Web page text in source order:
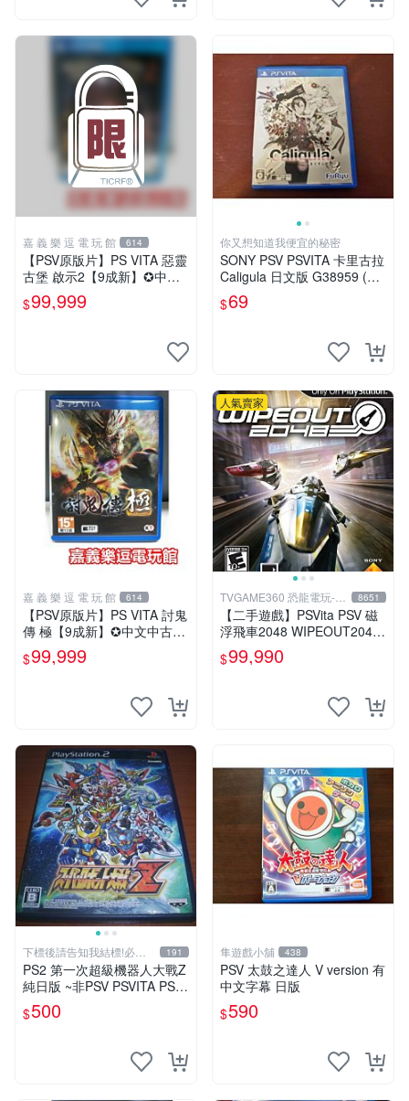
嘉 義 樂 逗 電 玩 館 614
【PSV原版片】PS VITA 惡靈
古堡 啟示2【9成新】✪中文
亞版 中古二手✪嘉義樂逗電
玩館
$99,999
你又想知道我便宜的秘密
SONY PSV PSVITA 卡里古拉
Caligula 日文版 G38959 (下
標前請先詢問)
$69
嘉 義 樂 逗 電 玩 館 614
【PSV原版片】PS VITA 討鬼
傳 極【9成新】✪中文中古二
手✪嘉義樂逗電玩館
$99,999
人氣賣家
TVGAME360 恐龍電玩-台
中店
8651
【二手遊戲】PSVita PSV 磁
浮飛車2048 WIPEOUT2048
英文亞版【台中恐龍電玩】
$99,990
下標後請告知我結標!必看
關於我
191
PS2 第一次超級機器人大戰Z
純日版 ~非PSV PSVITA PS3
天獄篇 時獄篇 第三次
$500
隼遊戲小舖 438
PSV 太鼓之達人 V version 有
中文字幕 日版
$590